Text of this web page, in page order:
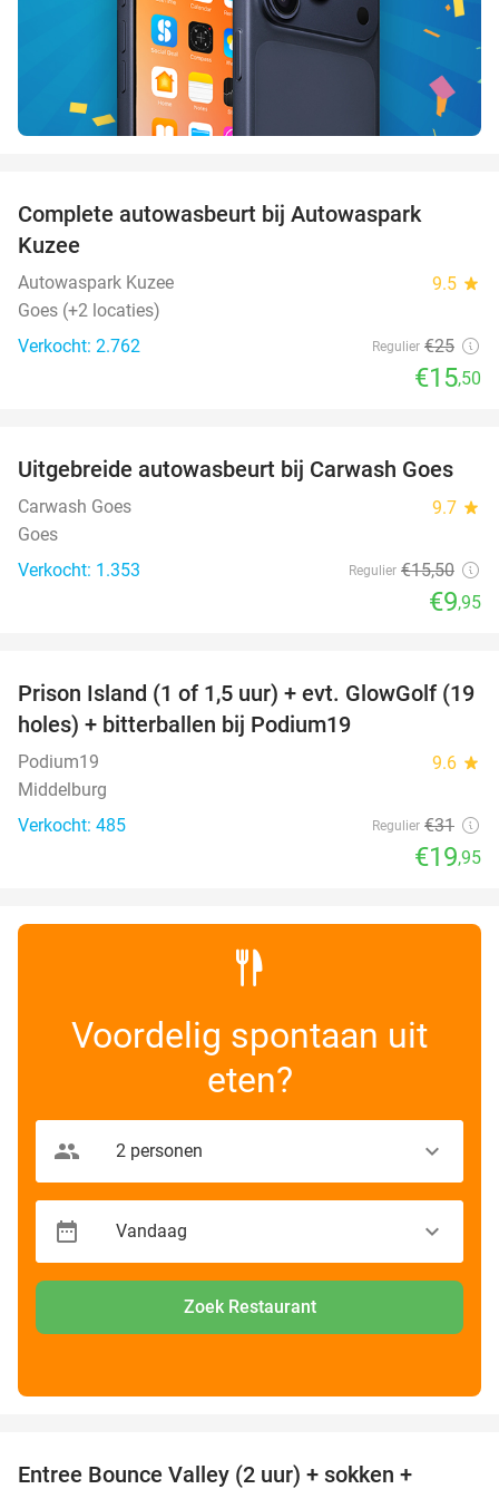
Complete autowasbeurt bij Autowaspark
Kuzee
Autowaspark Kuzee 9.5 star
Goes (+2 locaties)
Verkocht: 2.762
Regulier €25
€15,50
36%
Uitgebreide autowasbeurt bij Carwash Goes
Carwash Goes 9.7 star
Goes
Verkocht: 1.353
Regulier €15,50
€9,95
36%
Prison Island (1 of 1,5 uur) + evt. GlowGolf (19
holes) + bitterballen bij Podium19
Podium19 9.6 star
Middelburg
Verkocht: 485
Regulier €31
€19,95
Voordelig spontaan uit
eten?
Zoek Restaurant
Entree Bounce Valley (2 uur) + sokken +